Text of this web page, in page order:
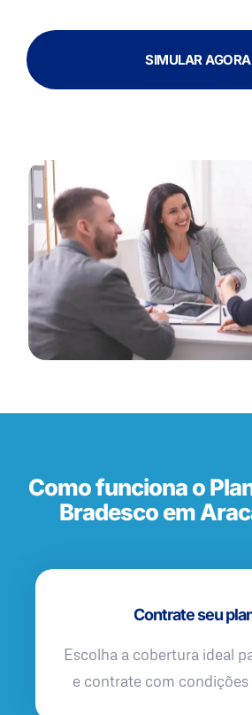
SIMULAR AGORA
Como funciona o
Bradesco em
Contrate seu
Escolha a cobertura ideal
e contrate com